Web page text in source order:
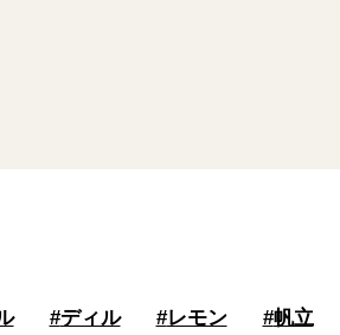
#ディル #レモン #帆立